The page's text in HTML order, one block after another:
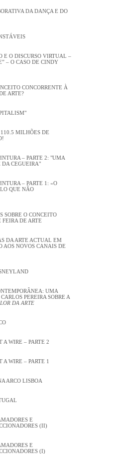
DA DANÇA E DO
E O DISCURSO VIRTUAL –
– O CASO DE CINDY
CONCORRENTE À
ARTE?
MILHÕES DE
– PARTE 2: "UMA
DA CEGUEIRA"
– PARTE 1: «O
QUE NÃO
SOBRE O CONCEITO
FEIRA DE ARTE
DA ARTE ACTUAL EM
AOS NOVOS CANAIS DE
UMA
PEREIRA SOBRE A
DA ARTE
A WIRE – PARTE 2
A WIRE – PARTE 1
ARCO LISBOA
E
(II)
E
(I)